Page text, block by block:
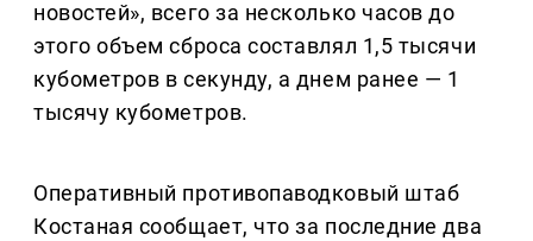
новостей», всего за несколько часов до
этого объем сброса составлял 1,5 тысячи
кубометров в секунду, а днем ранее — 1
тысячу кубометров.
Оперативный противопаводковый штаб
Костаная сообщает, что за последние два